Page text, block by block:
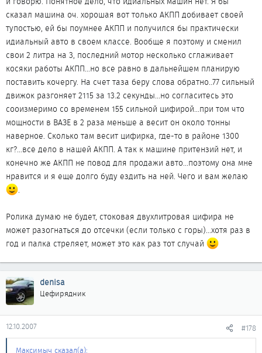
сказал машина оч. хорошая вот только АКПП добивает своей
тупостью, ей бы поумнее АКПП и получился бы практически
идиальный авто в своем классе. Вообще я поэтому и сменил
свои 2 литра на 3, последний мотор несколько сглаживает
косяки работы АКПП...но все равно в дальнейшем планирую
поставить кочергу. На счет таза беру слова обратно..77 сильный
движок разгоняет 2115 за 13.2 секунды...но согласитесь это
сооизмеримо со временем 155 сильной цифирой...при том что
мощности в ВАЗЕ в 2 раза меньше а весит он около тонны
наверное. Сколько там весит цифирка, где-то в районе 1300
кг?...все дело в нашей АКПП. А так к машине притензий нет, и
конечно же АКПП не повод для продажи авто...поэтому она мне
нравится и я еще долго буду ездить на ней. Чего и вам желаю
.
Ролика думаю не будет, стоковая двухлитровая цифира не
может разогнаться до отсечки (если только с горы)...хотя раз в
год и палка стреляет, может это как раз тот случай
denisa
Цефирядник
12.10.2007 #178
Максимыч сказал(а):